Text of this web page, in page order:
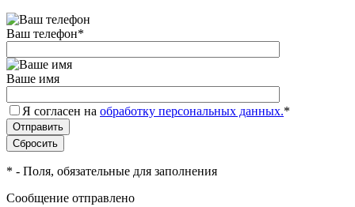
Ваш телефон*
Ваше имя
Я согласен на обработку персональных данных.*
* - Поля, обязательные для заполнения
Сообщение отправлено